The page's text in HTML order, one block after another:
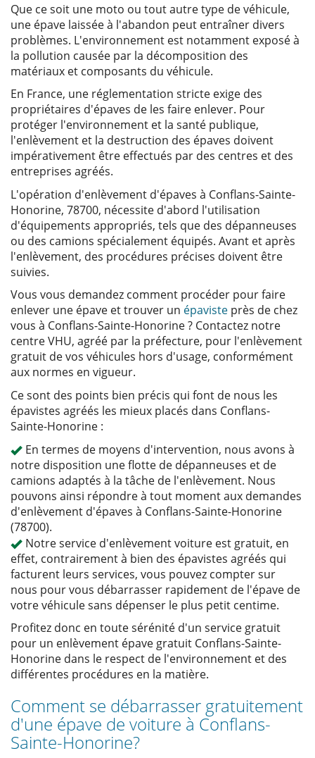
Que ce soit une moto ou tout autre type de véhicule,
une épave laissée à l'abandon peut entraîner divers
problèmes. L'environnement est notamment exposé à
la pollution causée par la décomposition des
matériaux et composants du véhicule.
En France, une réglementation stricte exige des
propriétaires d'épaves de les faire enlever. Pour
protéger l'environnement et la santé publique,
l'enlèvement et la destruction des épaves doivent
impérativement être effectués par des centres et des
entreprises agréés.
L'opération d'enlèvement d'épaves à Conflans-Sainte-
Honorine, 78700, nécessite d'abord l'utilisation
d'équipements appropriés, tels que des dépanneuses
ou des camions spécialement équipés. Avant et après
l'enlèvement, des procédures précises doivent être
suivies.
Vous vous demandez comment procéder pour faire
enlever une épave et trouver un épaviste près de chez
vous à Conflans-Sainte-Honorine ? Contactez notre
centre VHU, agréé par la préfecture, pour l'enlèvement
gratuit de vos véhicules hors d'usage, conformément
aux normes en vigueur.
Ce sont des points bien précis qui font de nous les
épavistes agréés les mieux placés dans Conflans-
Sainte-Honorine :
En termes de moyens d'intervention, nous avons à
notre disposition une flotte de dépanneuses et de
camions adaptés à la tâche de l'enlèvement. Nous
pouvons ainsi répondre à tout moment aux demandes
d'enlèvement d'épaves à Conflans-Sainte-Honorine
(78700).
Notre service d'enlèvement voiture est gratuit, en
effet, contrairement à bien des épavistes agréés qui
facturent leurs services, vous pouvez compter sur
nous pour vous débarrasser rapidement de l'épave de
votre véhicule sans dépenser le plus petit centime.
Profitez donc en toute sérénité d'un service gratuit
pour un enlèvement épave gratuit Conflans-Sainte-
Honorine dans le respect de l'environnement et des
différentes procédures en la matière.
Comment se débarrasser gratuitement
d'une épave de voiture à Conflans-
Sainte-Honorine?